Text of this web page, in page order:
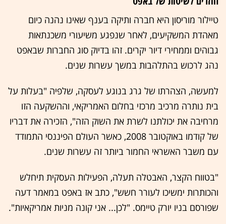
טיילור מוריסון היא חברה ותיקה בענף שאינו נהנה כיום
מאהדת המשקיעים, לאחר שנפגע משיעורי משכנתאות
גבוהים וממחירי דיור יקרים. זהו בדיוק סוג החברות שבאפט
נהג לרכוש בהתלהבות במשך עשרות שנים.
למעשה, הצהרתו של גרג בנוגע לעסקה, שלפיה "בעלות על
בית נותרה מרכיב מרכזי בחלום האמריקאי, וההשקעה הזו
מרחיבה את יכולתנו לשרת את השוק הזה", הזכירה את דבריו
של קודמו באוקטובר 2008, כאשר העולם הפיננסי התמודד
עם משבר האשראי החמור ביותר זה עשרות שנים.
"בטווח הקצר, האבטלה תעלה, הפעילות העסקית תיחלש
והכותרות ימשיכו לעורר חשש", כתב אז באפט במאמר דעה
שפורסם בניו יורק טיימס. "לכן... אני קונה מניות אמריקאיות".